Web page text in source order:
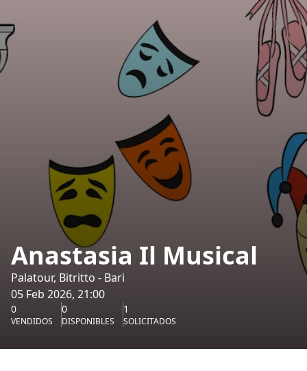
Anastasia Il Musical
Palatour, Bitritto - Bari
05 Feb 2026, 21:00
0
VENDIDOS
0
DISPONIBLES
1
SOLICITADOS